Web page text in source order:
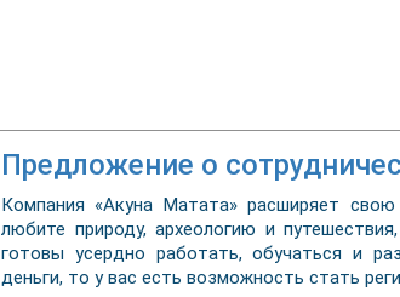
Предложение о
Компания «Акуна Матата» расширяет
любите природу, археологию и
готовы усердно работать, обучаться и
деньги, то у вас есть возможность стать